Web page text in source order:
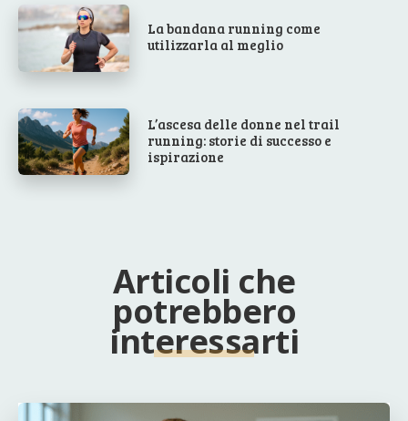
La bandana running come
utilizzarla al meglio
L’ascesa delle donne nel trail
running: storie di successo e
ispirazione
Articoli che
potrebbero
interessarti